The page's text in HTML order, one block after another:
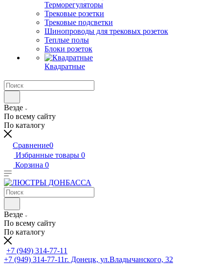
Терморегуляторы
Трековые розетки
Трековые подсветки
Шинопроводы для трековых розеток
Теплые полы
Блоки розеток
Квадратные
Везде
По всему сайту
По каталогу
Сравнение0
Избранные товары 0
Корзина 0
Везде
По всему сайту
По каталогу
+7 (949) 314-77-11
+7 (949) 314-77-11г. Донецк, ул.Владычанского, 32